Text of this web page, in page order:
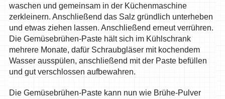
waschen und gemeinsam in der Küchenmaschine
zerkleinern. Anschließend das Salz gründlich unterheben
und etwas ziehen lassen. Anschließend erneut verrühren.
Die Gemüsebrühen-Paste hält sich im Kühlschrank
mehrere Monate, dafür Schraubgläser mit kochendem
Wasser ausspülen, anschließend mit der Paste befüllen
und gut verschlossen aufbewahren.
Die Gemüsebrühen-Paste kann nun wie Brühe-Pulver